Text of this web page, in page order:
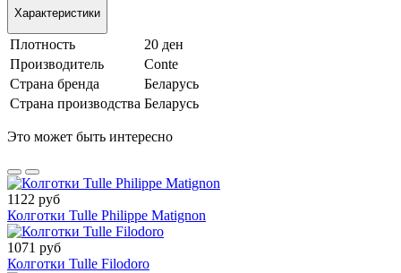
Характеристики
Плотность
20 ден
Производитель
Conte
Страна бренда
Беларусь
Страна производства Беларусь
Это может быть интересно
1122 руб
Колготки Tulle Philippe Matignon
1071 руб
Колготки Tulle Filodoro